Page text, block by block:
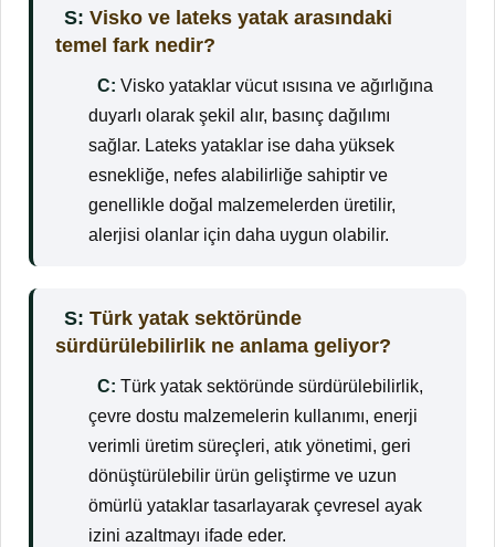
S: Visko ve lateks yatak arasındaki
temel fark nedir?
C: Visko yataklar vücut ısısına ve ağırlığına
duyarlı olarak şekil alır, basınç dağılımı
sağlar. Lateks yataklar ise daha yüksek
esnekliğe, nefes alabilirliğe sahiptir ve
genellikle doğal malzemelerden üretilir,
alerjisi olanlar için daha uygun olabilir.
S: Türk yatak sektöründe
sürdürülebilirlik ne anlama geliyor?
C: Türk yatak sektöründe sürdürülebilirlik,
çevre dostu malzemelerin kullanımı, enerji
verimli üretim süreçleri, atık yönetimi, geri
dönüştürülebilir ürün geliştirme ve uzun
ömürlü yataklar tasarlayarak çevresel ayak
izini azaltmayı ifade eder.